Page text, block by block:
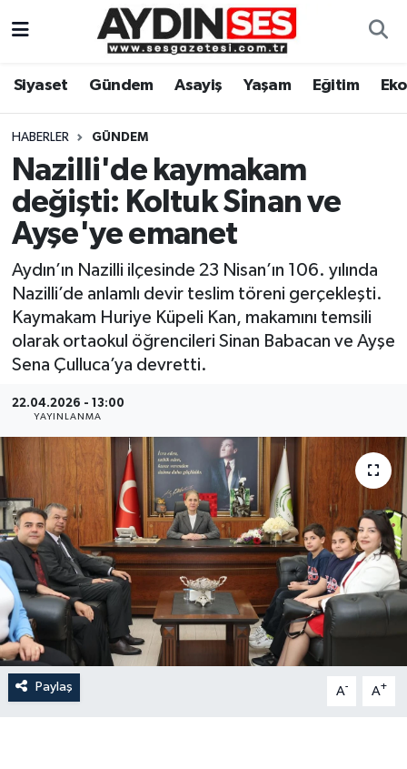
Siyaset Gündem Asayiş Yaşam Eğitim
HABERLER GÜNDEM
Nazilli'de kaymakam
değişti: Koltuk Sinan ve
Ayşe'ye emanet
Aydın’ın Nazilli ilçesinde 23 Nisan’ın 106. yılında
Nazilli’de anlamlı devir teslim töreni gerçekleşti.
Kaymakam Huriye Küpeli Kan, makamını temsili
olarak ortaokul öğrencileri Sinan Babacan ve Ayşe
Sena Çulluca’ya devretti.
22.04.2026 - 13:00
YAYINLANMA
Paylaş A- A+
Gündem
Siyaset
Ekonomi
Yaşam
Eğitim
Kültür Sanat
Aydın Hava Durumu
Aydin Namaz Vakitleri
Aydın Trafik Yoğunluk Haritası
Süper Lig Puan Durumu ve Fikstür
Tüm Manşetler
Son Dakika Haberleri